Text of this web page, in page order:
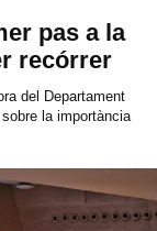
pas a la
recórrer
del Departament
la importància